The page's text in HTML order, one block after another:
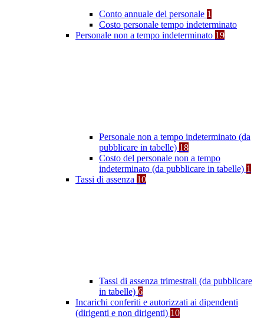
Conto annuale del personale 1
Costo personale tempo indeterminato
Personale non a tempo indeterminato 19
Personale non a tempo indeterminato (da
pubblicare in tabelle) 18
Costo del personale non a tempo
indeterminato (da pubblicare in tabelle) 1
Tassi di assenza 10
Tassi di assenza trimestrali (da pubblicare
in tabelle) 6
Incarichi conferiti e autorizzati ai dipendenti
(dirigenti e non dirigenti) 10